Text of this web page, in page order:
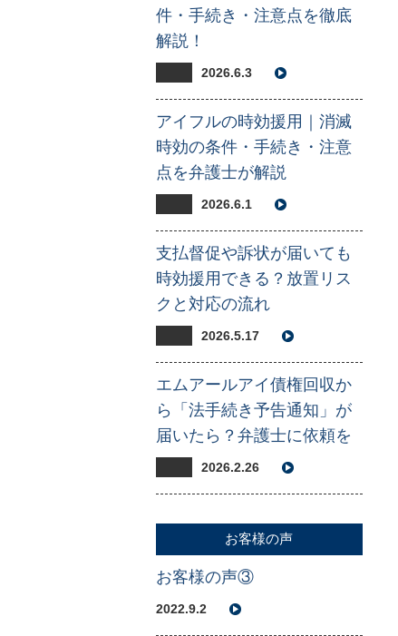
件・手続き・注意点を徹底
解説！
2026.6.3
アイフルの時効援用｜消滅
時効の条件・手続き・注意
点を弁護士が解説
2026.6.1
支払督促や訴状が届いても
時効援用できる？放置リス
クと対応の流れ
2026.5.17
エムアールアイ債権回収か
ら「法手続き予告通知」が
届いたら？弁護士に依頼を
2026.2.26
お客様の声
お客様の声③
2022.9.2